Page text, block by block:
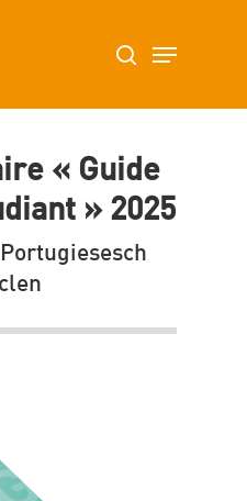
search
« Guide
» 2025